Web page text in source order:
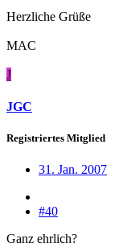
Herzliche Grüße
MAC
J
JGC
Registriertes Mitglied
31. Jan. 2007
#40
Ganz ehrlich?